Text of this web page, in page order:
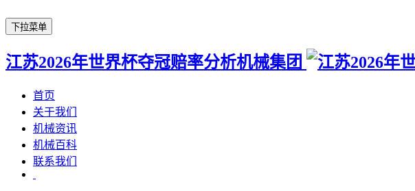
下拉菜单
江苏2026年世界杯夺冠赔率分析机械集团
首页
关于我们
机械资讯
机械百科
联系我们